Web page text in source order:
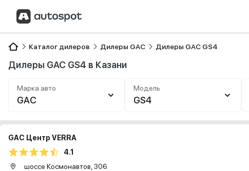
Каталог дилеров Дилеры GAC Дилеры GAC GS4
Дилеры GAC GS4 в Казани
GAC
Марка авто
GS4
Модель
GAC Центр VERRA
4.1
шоссе Космонавтов, 306